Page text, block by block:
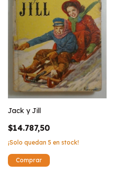
Jack y Jill
$14.787,50
¡Solo quedan 5 en stock!